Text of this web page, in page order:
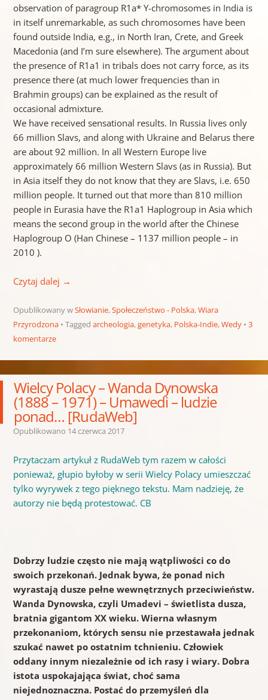
observation of paragroup R1a* Y-chromosomes in India is
in itself unremarkable, as such chromosomes have been
found outside India, e.g., in North Iran, Crete, and Greek
Macedonia (and I’m sure elsewhere). The argument about
the presence of R1a1 in tribals does not carry force, as its
presence there (at much lower frequencies than in
Brahmin groups) can be explained as the result of
occasional admixture.
We have received sensational results. In Russia lives only
66 million Slavs, and along with Ukraine and Belarus there
are about 92 million. In all Western Europe live
approximately 66 million Western Slavs (as in Russia). But
in Asia itself they do not know that they are Slavs, i.e. 650
million people. It turned out that more than 810 million
people in Eurasia have the R1a1 Haplogroup in Asia which
means the second group in the world after the Chinese
Haplogroup O (Han Chinese – 1137 million people – in
2010 ).
Czytaj dalej →
Opublikowany wSłowianie,Społeczeństwo - Polska,Wiara
Przyrodzona
Tagged archeologia,genetyka, Polska-Indie,Wedy
3
komentarze
Wielcy Polacy – Wanda Dynowska
(1888 – 1971) – Umawedi – ludzie
ponad… [RudaWeb]
Opublikowano 14 czerwca 2017
Przytaczam artykuł z RudaWeb tym razem w całości
ponieważ, głupio byłoby w serii Wielcy Polacy umieszczać
tylko wyrywek z tego pięknego tekstu. Mam nadzieję, że
autorzy nie będą protestować. CB
Dobrzy ludzie często nie mają wątpliwości co do
swoich przekonań. Jednak bywa, że ponad nich
wyrastają dusze pełne wewnętrznych przeciwieństw.
Wanda Dynowska, czyli Umadevi – świetlista dusza,
bratnia gigantom XX wieku. Wierna własnym
przekonaniom, których sensu nie przestawała jednak
szukać nawet po ostatnim tchnieniu. Człowiek
oddany innym niezależnie od ich rasy i wiary. Dobra
istota uspokajająca świat, choć sama
niejednoznaczna. Postać do przemyśleń dla